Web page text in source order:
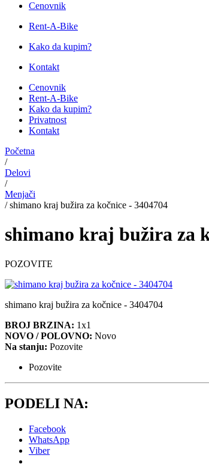
Cenovnik
Rent-A-Bike
Kako da kupim?
Kontakt
Cenovnik
Rent-A-Bike
Kako da kupim?
Privatnost
Kontakt
Početna
/
Delovi
/
Menjači
/shimano kraj bužira za kočnice - 3404704
shimano kraj bužira za
POZOVITE
shimano kraj bužira za kočnice - 3404704
BROJ BRZINA: 1x1
NOVO / POLOVNO: Novo
Na stanju: Pozovite
Pozovite
PODELI NA:
Facebook
WhatsApp
Viber